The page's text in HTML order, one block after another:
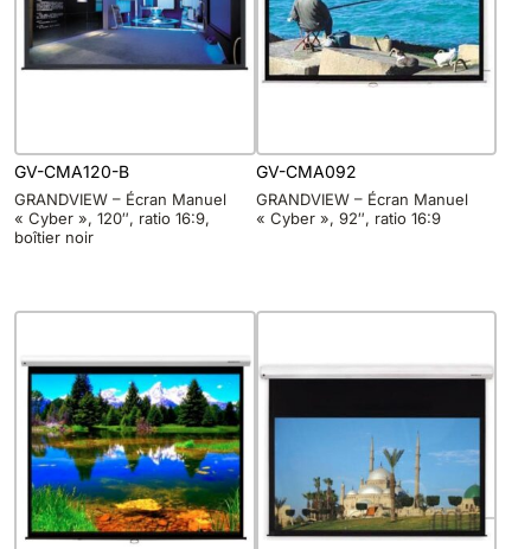
GV-CMA120-B
GRANDVIEW – Écran Manuel
« Cyber », 120″, ratio 16:9,
boîtier noir
GV-CMA092
GRANDVIEW – Écran Manuel
« Cyber », 92″, ratio 16:9